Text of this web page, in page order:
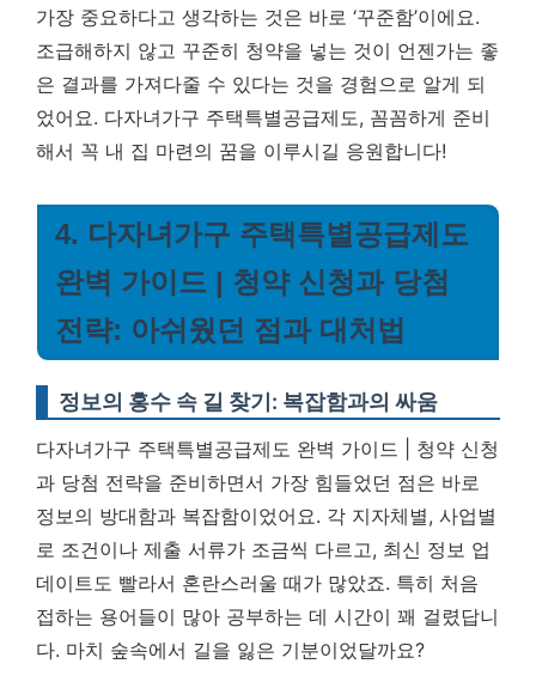
가장 중요하다고 생각하는 것은 바로 ‘꾸준함’이에요.
조급해하지 않고 꾸준히 청약을 넣는 것이 언젠가는 좋
은 결과를 가져다줄 수 있다는 것을 경험으로 알게 되
었어요. 다자녀가구 주택특별공급제도, 꼼꼼하게 준비
해서 꼭 내 집 마련의 꿈을 이루시길 응원합니다!
4. 다자녀가구 주택특별공급제도
완벽 가이드 | 청약 신청과 당첨
전략: 아쉬웠던 점과 대처법
정보의 홍수 속 길 찾기: 복잡함과의 싸움
다자녀가구 주택특별공급제도 완벽 가이드 | 청약 신청
과 당첨 전략을 준비하면서 가장 힘들었던 점은 바로
정보의 방대함과 복잡함이었어요. 각 지자체별, 사업별
로 조건이나 제출 서류가 조금씩 다르고, 최신 정보 업
데이트도 빨라서 혼란스러울 때가 많았죠. 특히 처음
접하는 용어들이 많아 공부하는 데 시간이 꽤 걸렸답니
다. 마치 숲속에서 길을 잃은 기분이었달까요?